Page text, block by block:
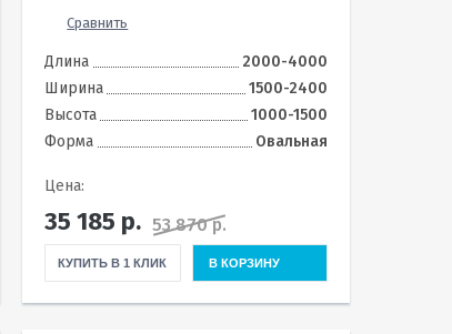
Сравнить
Длина
2000-4000
Ширина
1500-2400
Высота
1000-1500
Форма
Овальная
Цена:
35 185 р. 53 870 р.
КУПИТЬ В 1 КЛИК В КОРЗИНУ